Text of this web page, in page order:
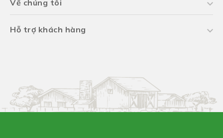
Về chúng tôi
Hỗ trợ khách hàng